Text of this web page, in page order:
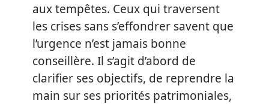
aux tempêtes. Ceux qui traversent
les crises sans s’effondrer savent que
l’urgence n’est jamais bonne
conseillère. Il s’agit d’abord de
clarifier ses objectifs, de reprendre la
main sur ses priorités patrimoniales,